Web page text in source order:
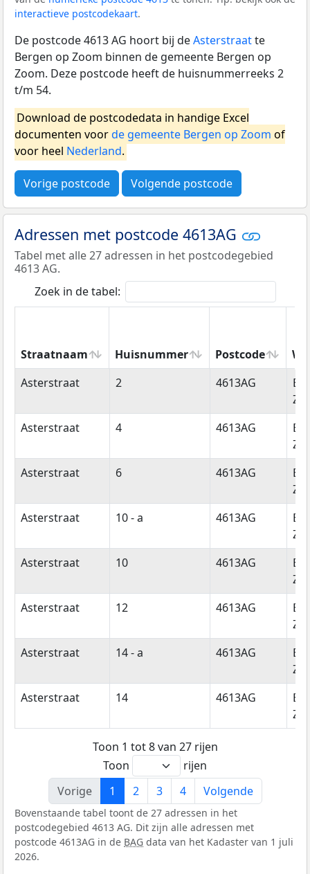
interactieve postcodekaart.
De postcode 4613 AG hoort bij deAsterstraatte
Bergen op Zoom binnen de gemeente Bergen op
Zoom. Deze postcode heeft de huisnummerreeks 2
t/m 54.
Download de postcodedata in handige Excel
documenten voorde gemeente Bergen op Zoom of
voor heel Nederland.
Vorige postcode Volgende postcode
Adressen met postcode 4613AG
Tabel met alle 27 adressen in het postcodegebied
4613 AG.
Zoek in de tabel:
Straatnaam Huisnummer Postcode
Straatnaam
Huisnummer Postcode
Asterstraat 2 4613AG
Asterstraat
4 4613AG
Asterstraat
6 4613AG
Asterstraat
10 - a 4613AG
Asterstraat
10 4613AG
Asterstraat
12 4613AG
Asterstraat
14 - a 4613AG
Asterstraat
14 4613AG
Toon 1 tot 8 van 27 rijen
Toon
rijen
Vorige
1 2 3 4 Volgende
Bovenstaande tabel toont de 27 adressen in het
postcodegebied 4613 AG. Dit zijn alle adressen met
postcode 4613AG in de BAG data van het Kadaster van 1 juli
2026.